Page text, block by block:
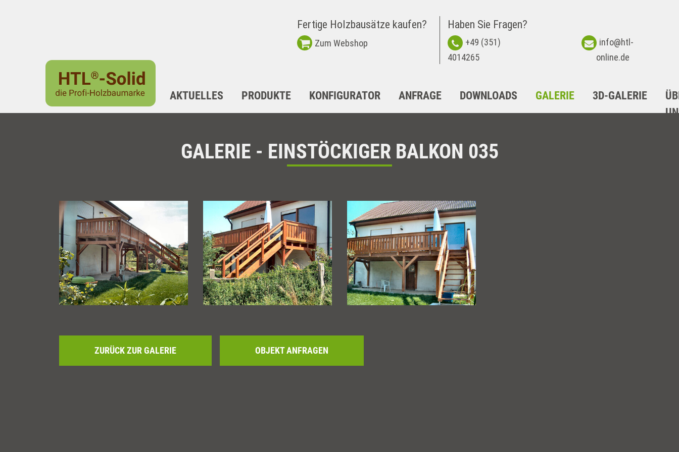
Fertige Holzbausätze kaufen?
Zum Webshop
Haben Sie Fragen?
+49 (351)
4014265
info@htl-
online.de
AKTUELLES PRODUKTE KONFIGURATOR ANFRAGE DOWNLOADS GALERIE 3D-GALERIE
GALERIE - EINSTÖCKIGER BALKON 035
ZURÜCK ZUR GALERIE OBJEKT ANFRAGEN